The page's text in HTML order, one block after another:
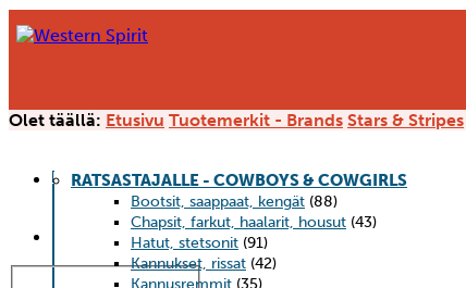
ETUSIVUKÄYTTÄJÄTILINIINFOTIETOSUOJASELOSTE
Olet täällä: Etusivu Tuotemerkit - Brands Stars & Stripes
RATSASTAJALLE - COWBOYS & COWGIRLS
Bootsit, saappaat, kengät (88)
Chapsit, farkut, haalarit, housut (43)
Hatut, stetsonit (91)
Kannukset, rissat (42)
Kannusremmit (35)